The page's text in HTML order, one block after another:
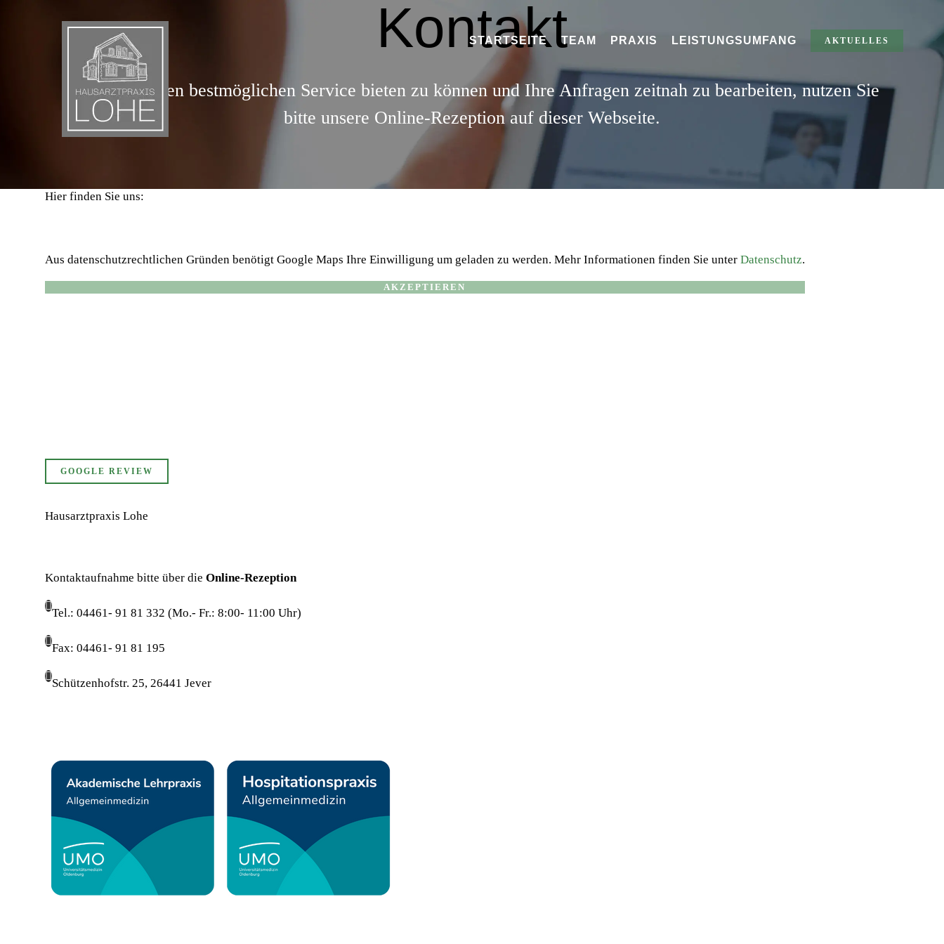
STARTSEITE TEAM PRAXIS LEISTUNGSUMFANG AKTUELLES
Kontakt
Um Ihnen einen bestmöglichen Service bieten zu können und Ihre Anfragen zeitnah zu bearbeiten, nutzen Sie
bitte unsere Online-Rezeption auf dieser Webseite.
Hier finden Sie uns:
Aus datenschutzrechtlichen Gründen benötigt Google Maps Ihre Einwilligung um geladen zu werden. Mehr Informationen finden Sie unter Datenschutz.
AKZEPTIEREN
GOOGLE REVIEW
Hausarztpraxis Lohe
Kontaktaufnahme bitte über die Online-Rezeption
Tel.: 04461- 91 81 332 (Mo.- Fr.: 8:00- 11:00 Uhr)
Fax: 04461- 91 81 195
Schützenhofstr. 25, 26441 Jever